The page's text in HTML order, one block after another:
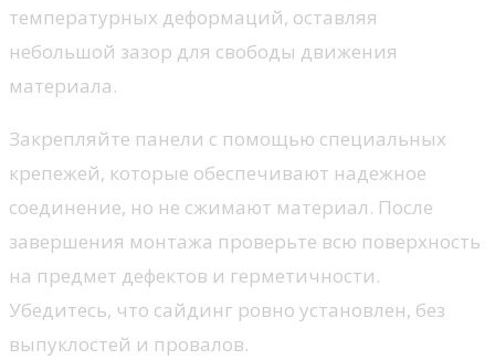
температурных деформаций, оставляя
небольшой зазор для свободы движения
материала.
Закрепляйте панели с помощью специальных
крепежей, которые обеспечивают надежное
соединение, но не сжимают материал. После
завершения монтажа проверьте всю поверхность
на предмет дефектов и герметичности.
Убедитесь, что сайдинг ровно установлен, без
выпуклостей и провалов.